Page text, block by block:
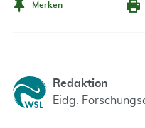
Merken
Redaktion
Eidg.